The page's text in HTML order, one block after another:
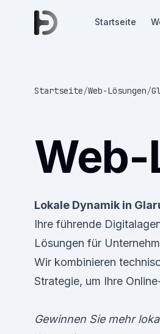
Startseite
Startseite/Web-Lösungen/
Web-
Lokale Dynamik in
Ihre führende
Lösungen für
Wir kombinieren
Strategie, um Ihre
Gewinnen Sie mehr